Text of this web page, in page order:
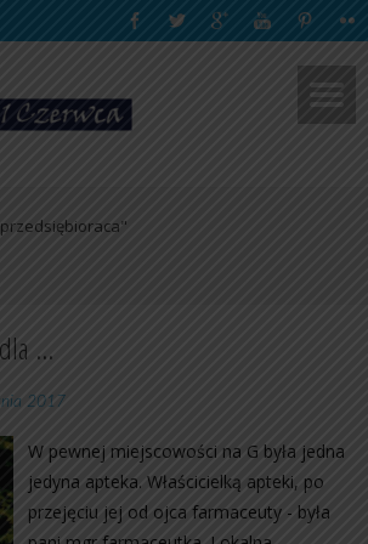
…
2017
W pewnej miejscowości na G była jedna
jedyna apteka. Właścicielką apteki, po
przejęciu jej od ojca farmaceuty - była